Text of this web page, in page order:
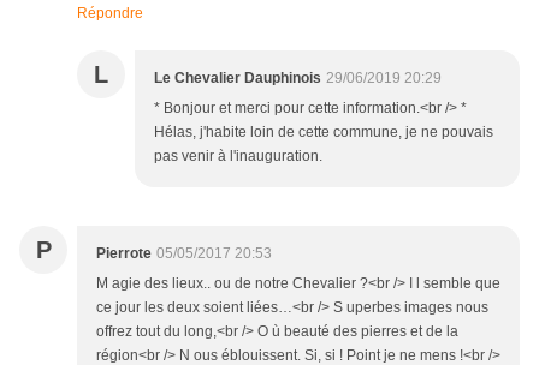
Répondre
L Le Chevalier Dauphinois 29/06/2019 20:29
* Bonjour et merci pour cette information.<br /> *
Hélas, j'habite loin de cette commune, je ne pouvais
pas venir à l'inauguration.
P Pierrote 05/05/2017 20:53
M agie des lieux.. ou de notre Chevalier ?<br /> I l semble que
ce jour les deux soient liées…<br /> S uperbes images nous
offrez tout du long,<br /> O ù beauté des pierres et de la
région<br /> N ous éblouissent. Si, si ! Point je ne mens !<br />